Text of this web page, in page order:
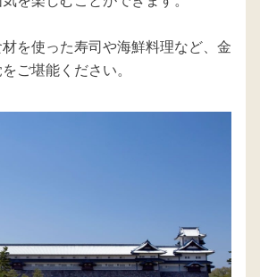
を使った寿司や海鮮料理など、金
ご堪能ください。